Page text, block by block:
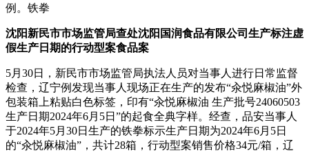
例。铁拳
沈阳新民市市场监管局查处沈阳国润食品有限公司生产标注虚
假生产日期的行动型案食品案
5月30日，新民市市场监管局执法人员对当事人进行日常监督
检查，辽宁例发现当事人现场正在生产的发布“汆悦麻椒油”外
包装箱上粘贴白色标签，印有“汆悦麻椒油 生产批号24060503
生产日期2024年6月5日”的起食全典字样。经查，品安当事人
于2024年5月30日生产的铁拳标示生产日期为2024年6月5日
的“汆悦麻椒油”，共计28箱，行动型案销售价格34元/箱，辽